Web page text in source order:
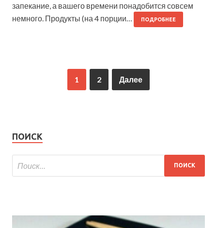
запекание, а вашего времени понадобится совсем
немного. Продукты (на 4 порции…
ПОДРОБНЕЕ
1 2 Далее
ПОИСК